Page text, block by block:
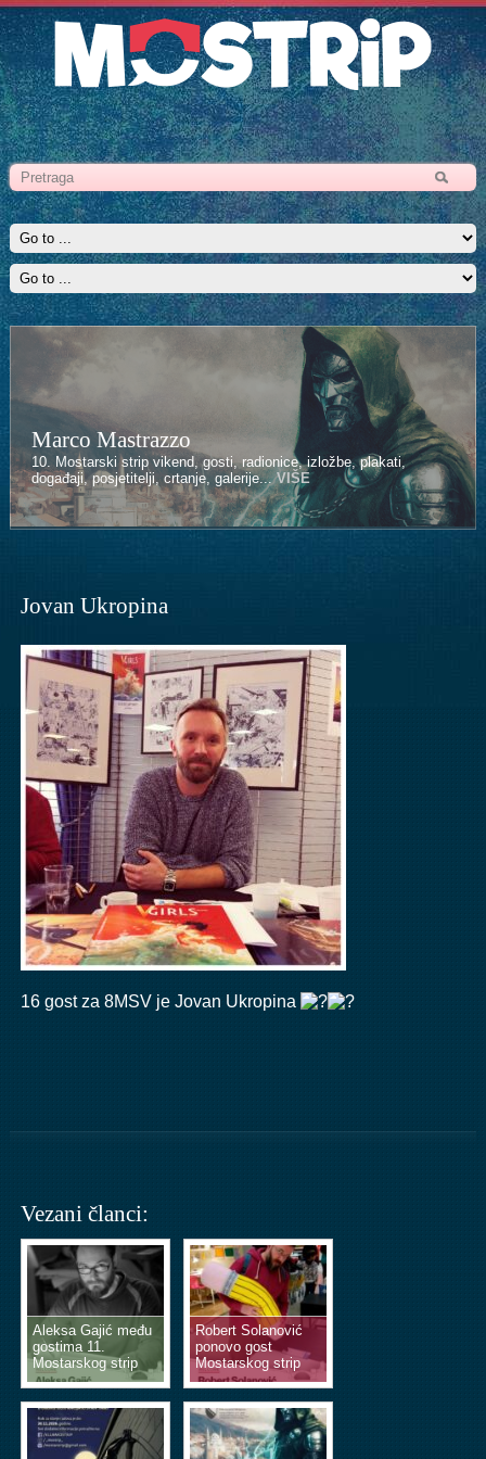
Marco Mastrazzo
10. Mostarski strip vikend, gosti, radionice, izložbe, plakati,
događaji, posjetitelji, crtanje, galerije...VIŠE
Jovan Ukropina
16 gost za 8MSV je Jovan Ukropina
Vezani članci:
Aleksa Gajić među
gostima 11.
Mostarskog strip
vikenda
Robert Solanović
ponovo gost
Mostarskog strip
vikenda